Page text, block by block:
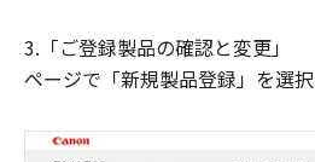
3.「ご登録製品の確認と変更」
ページで「新規製品登録」を選択